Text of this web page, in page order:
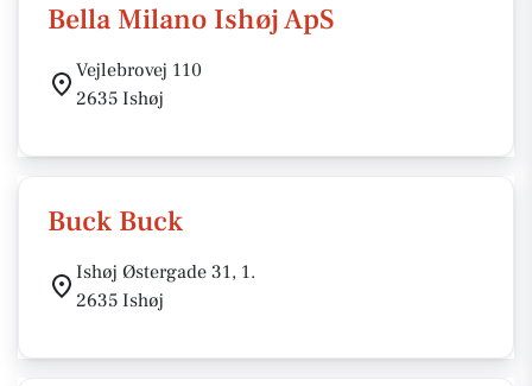
Bella Milano Ishøj ApS
Vejlebrovej 110
2635 Ishøj
Buck Buck
Ishøj Østergade 31, 1.
2635 Ishøj